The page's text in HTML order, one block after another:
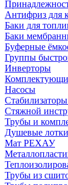
Антифриз для
Баки для
Баки
Буферные
Группы
Инверторы
Насосы
Стяжной
Трубы и
Душевые
Мат РЕХАУ
Трубы из